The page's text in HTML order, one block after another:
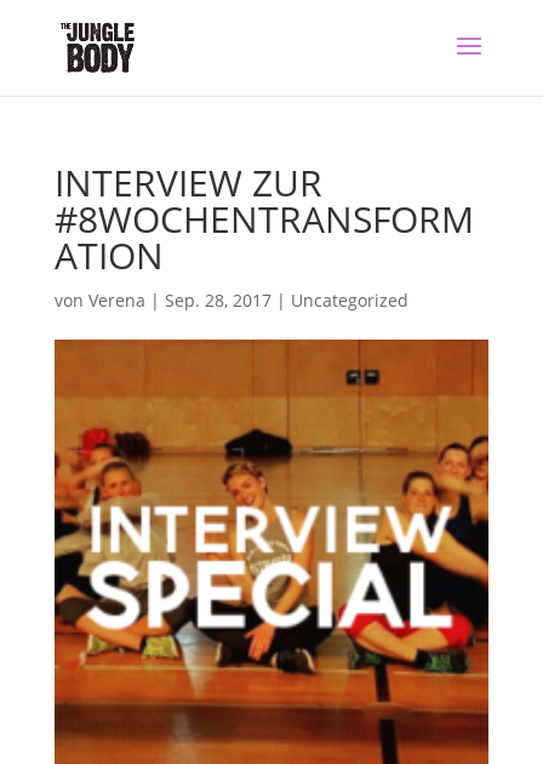
INTERVIEW ZUR
#8WOCHENTRANSFORM
ATION
von Verena | Sep. 28, 2017| Uncategorized